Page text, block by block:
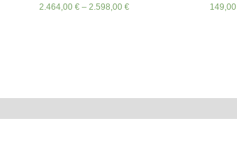
2.464,00€ –2.598,00€ 149,00